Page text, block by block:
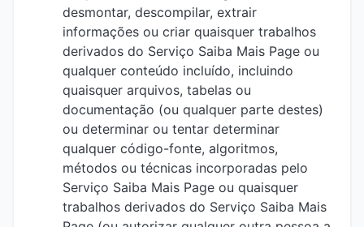
desmontar, descompilar, extrair
informações ou criar quaisquer trabalhos
derivados do Serviço Saiba Mais Page ou
qualquer conteúdo incluído, incluindo
quaisquer arquivos, tabelas ou
documentação (ou qualquer parte destes)
ou determinar ou tentar determinar
qualquer código-fonte, algoritmos,
métodos ou técnicas incorporadas pelo
Serviço Saiba Mais Page ou quaisquer
trabalhos derivados do Serviço Saiba Mais